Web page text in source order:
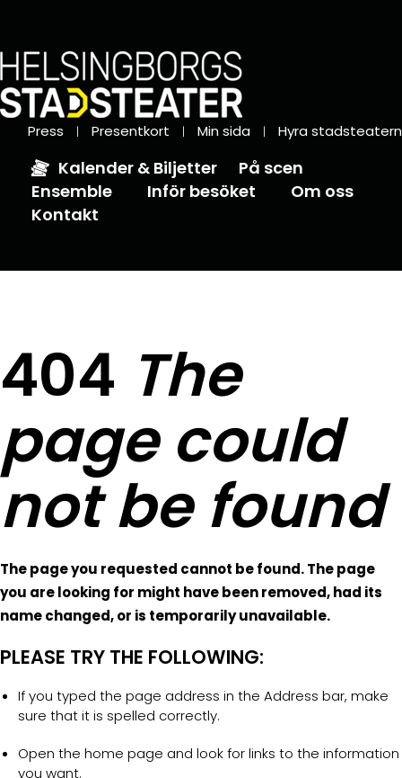
Press Presentkort Min sida Hyra stadsteatern
Kalender & Biljetter
På scen
Ensemble
Inför besöket
Om oss
Kontakt
404 The
page could
not be found
The page you requested cannot be found. The page
you are looking for might have been removed, had its
name changed, or is temporarily unavailable.
PLEASE TRY THE FOLLOWING:
If you typed the page address in the Address bar, make
sure that it is spelled correctly.
Open the home page and look for links to the information
you want.